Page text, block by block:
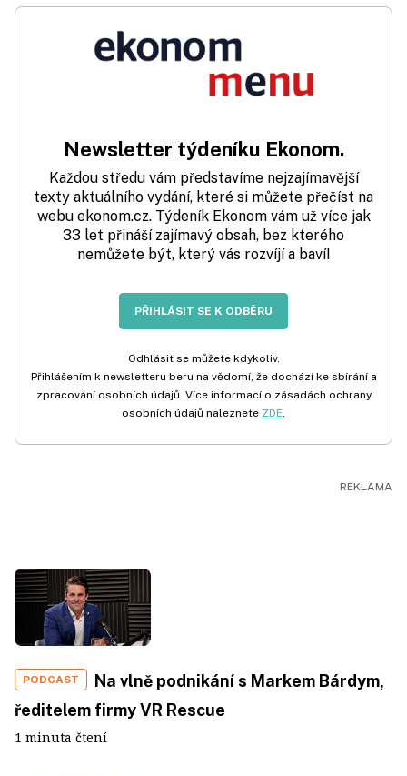
Newsletter týdeníku Ekonom.
Každou středu vám představíme nejzajímavější
texty aktuálního vydání, které si můžete přečíst na
webu ekonom.cz. Týdeník Ekonom vám už více jak
33 let přináší zajímavý obsah, bez kterého
nemůžete být, který vás rozvíjí a baví!
PŘIHLÁSIT SE K ODBĚRU
Odhlásit se můžete kdykoliv.
Přihlášením k newsletteru beru na vědomí, že dochází ke sbírání a
zpracování osobních údajů. Více informací o zásadách ochrany
osobních údajů naleznete ZDE.
PODCAST
Na vlně podnikání s Markem Bárdym,
ředitelem firmy VR Rescue
1 minuta čtení